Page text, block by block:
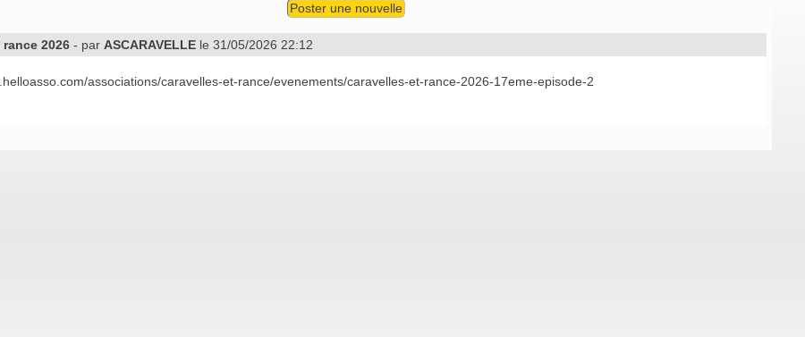
Poster une nouvelle
2026 - par ASCARAVELLE le 31/05/2026 22:12
associations/caravelles-et-rance/evenements/caravelles-et-rance-2026-17eme-episode-2